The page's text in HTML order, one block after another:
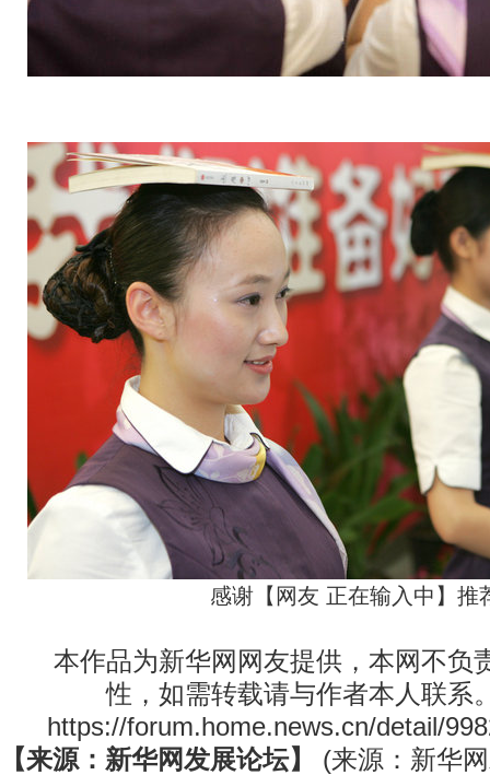
感谢【网友 正在输入中】推
本作品为新华网网友提供，本网不负
性，如需转载请与作者本人联系
https://forum.home.news.cn/detail/
【来源：新华网发展论坛】
(来源：新华